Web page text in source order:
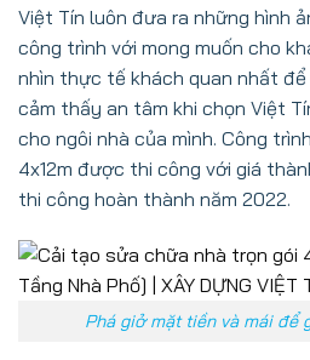
Việt Tín luôn đưa ra những hình
công trình với mong muốn cho
nhìn thực tế khách quan nhất
cảm thấy an tâm khi chọn Việt
cho ngôi nhà của mình. Công
4x12m được thi công với giá
thi công hoàn thành năm 2022.
Phá giở mặt tiền và mái để